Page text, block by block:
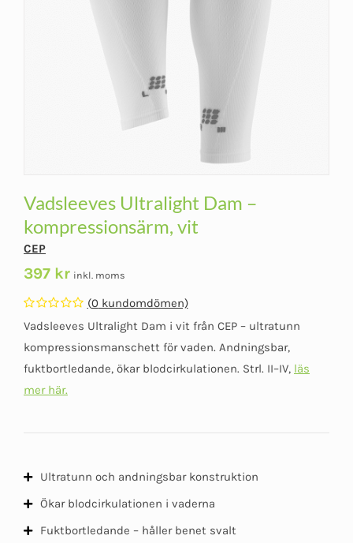
Vadsleeves Ultralight Dam –
kompressionsärm, vit
CEP
397 kr inkl. moms
Betygsatt
0
av
(0kundomdömen)
Vadsleeves Ultralight Dam i vit från CEP – ultratunn
kompressionsmanschett för vaden. Andningsbar,
fuktbortledande, ökar blodcirkulationen. Strl. II–IV, läs
mer här.
Ultratunn och andningsbar konstruktion
Ökar blodcirkulationen i vaderna
Fuktbortledande – håller benet svalt